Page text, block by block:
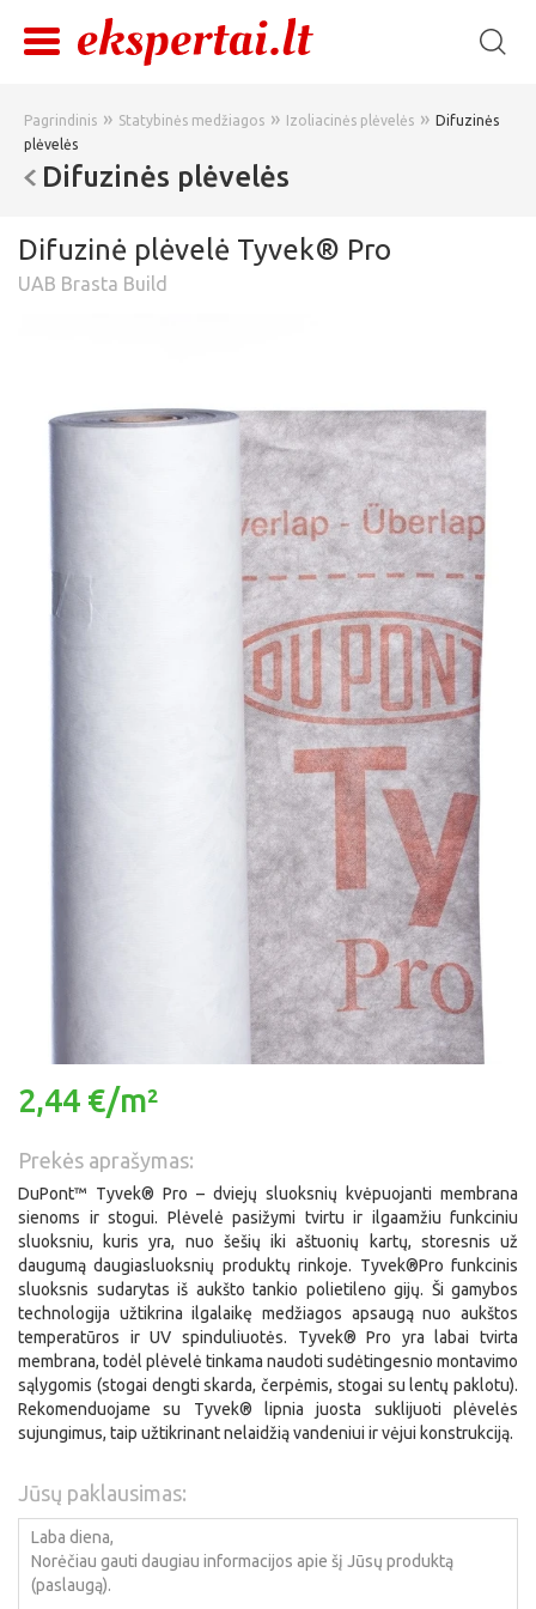
Pagrindinis » Statybinės medžiagos » Izoliacinės plėvelės » Difuzinės
plėvelės
Difuzinės plėvelės
Difuzinė plėvelė Tyvek® Pro
UAB Brasta Build
2,44 €/m²
Prekės aprašymas:
DuPont™ Tyvek® Pro – dviejų sluoksnių kvėpuojanti membrana
sienoms ir stogui. Plėvelė pasižymi tvirtu ir ilgaamžiu funkciniu
sluoksniu, kuris yra, nuo šešių iki aštuonių kartų, storesnis už
daugumą daugiasluoksnių produktų rinkoje. Tyvek®Pro funkcinis
sluoksnis sudarytas iš aukšto tankio polietileno gijų. Ši gamybos
technologija užtikrina ilgalaikę medžiagos apsaugą nuo aukštos
temperatūros ir UV spinduliuotės. Tyvek® Pro yra labai tvirta
membrana, todėl plėvelė tinkama naudoti sudėtingesnio montavimo
sąlygomis (stogai dengti skarda, čerpėmis, stogai su lentų paklotu).
Rekomenduojame su Tyvek® lipnia juosta suklijuoti plėvelės
sujungimus, taip užtikrinant nelaidžią vandeniui ir vėjui konstrukciją.
Jūsų paklausimas: